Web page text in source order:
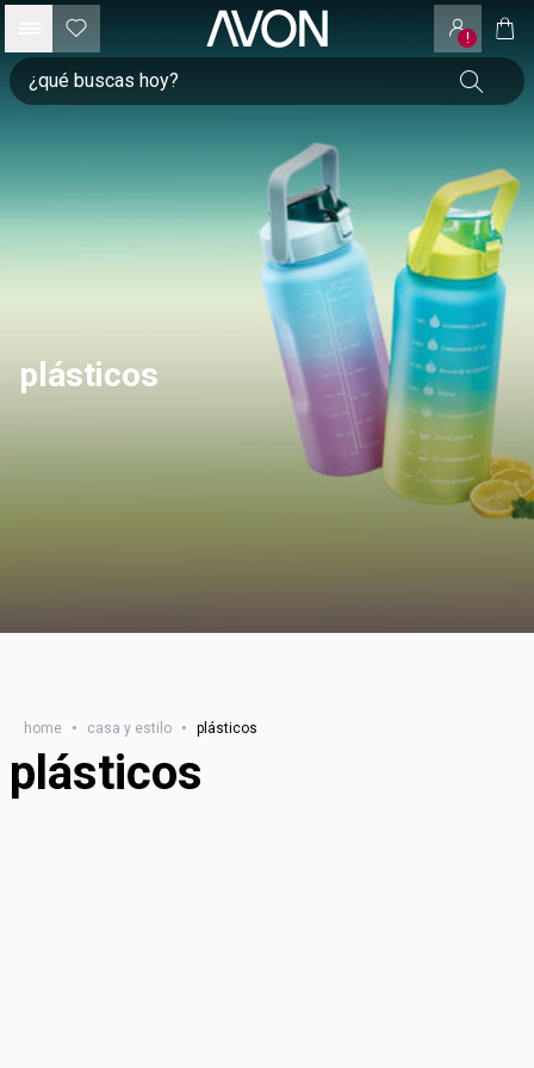
!
plásticos
home • casa y estilo • plásticos
plásticos